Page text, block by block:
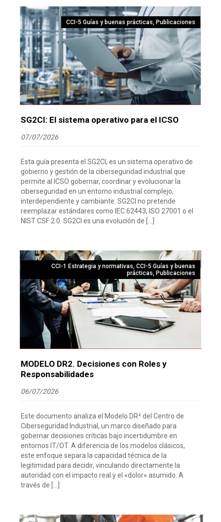
CCI-5 Guías y buenas prácticas, Publicaciones
SG2CI: El sistema operativo para el ICSO
07/07/2026
Esta guía presenta el SG2CI, es un sistema operativo de
gobierno y gestión de la ciberseguridad industrial que
permite al ICSO gobernar, coordinar y evolucionar la
ciberseguridad en un entorno industrial complejo,
interdependiente y cambiante. SG2CI no pretende
reemplazar estándares como IEC 62443, ISO 27001 o el
NIST CSF 2.0. SG2CI es una evolución de […]
CCI-1 Estrategia y normativas, CCI-5 Guías y buenas
prácticas, Publicaciones
MODELO DR2. Decisiones con Roles y
Responsabilidades
06/07/2026
Este documento analiza el Modelo DR² del Centro de
Ciberseguridad Industrial, un marco diseñado para
gobernar decisiones críticas bajo incertidumbre en
entornos IT/OT. A diferencia de los modelos clásicos,
este enfoque separa la capacidad técnica de la
legitimidad para decidir, vinculando directamente la
autoridad con el impacto real y el «dolor» asumido. A
través de […]